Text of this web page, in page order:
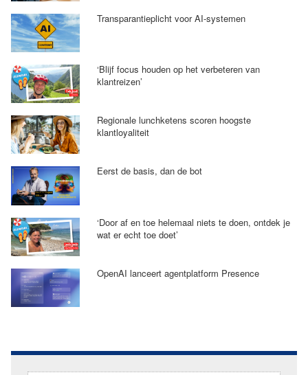
Transparantieplicht voor AI-systemen
‘Blijf focus houden op het verbeteren van
klantreizen’
Regionale lunchketens scoren hoogste
klantloyaliteit
Eerst de basis, dan de bot
‘Door af en toe helemaal niets te doen, ontdek je
wat er echt toe doet’
OpenAI lanceert agentplatform Presence